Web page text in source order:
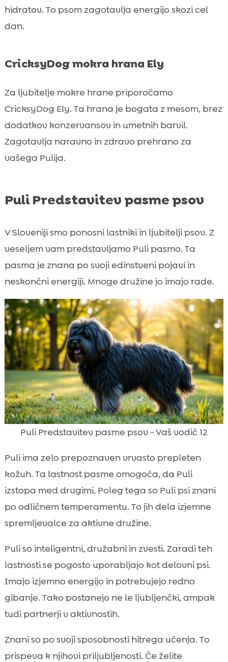
hidratov. To psom zagotavlja energijo skozi cel
dan.
CricksyDog mokra hrana Ely
Za ljubitelje mokre hrane priporočamo
CricksyDog Ely. Ta hrana je bogata z mesom, brez
dodatkov konzervansov in umetnih barvil.
Zagotavlja naravno in zdravo prehrano za
vašega Pulija.
Puli Predstavitev pasme psov
V Sloveniji smo ponosni lastniki in ljubitelji psov. Z
veseljem vam predstavljamo Puli pasmo. Ta
pasma je znana po svoji edinstveni pojavi in
neskončni energiji. Mnoge družine jo imajo rade.
Puli Predstavitev pasme psov - Vaš vodič 12
Puli ima zelo prepoznaven vrvasto prepleten
kožuh. Ta lastnost pasme omogoča, da Puli
izstopa med drugimi. Poleg tega so Puli psi znani
po odličnem temperamentu. To jih dela izjemne
spremljevalce za aktivne družine.
Puli so inteligentni, družabni in zvesti. Zaradi teh
lastnosti se pogosto uporabljajo kot delovni psi.
Imajo izjemno energijo in potrebujejo redno
gibanje. Tako postanejo ne le ljubljenčki, ampak
tudi partnerji v aktivnostih.
Znani so po svoji sposobnosti hitrega učenja. To
prispeva k njihovi priljubljenosti. Če želite